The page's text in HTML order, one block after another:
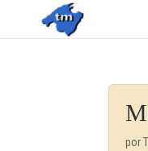
por